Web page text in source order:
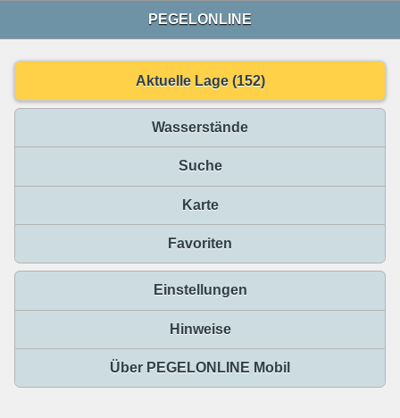
PEGELONLINE
Aktuelle Lage (152)
Wasserstände
Suche
Karte
Favoriten
Einstellungen
Hinweise
Über PEGELONLINE Mobil